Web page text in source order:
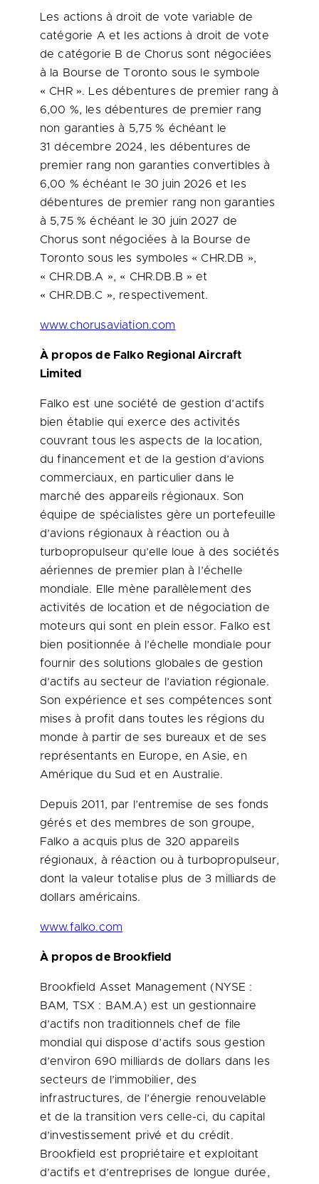
Les actions à droit de vote variable de
catégorie A et les actions à droit de vote
de catégorie B de Chorus sont négociées
à la Bourse de Toronto sous le symbole
« CHR ». Les débentures de premier rang à
6,00 %, les débentures de premier rang
non garanties à 5,75 % échéant le
31 décembre 2024, les débentures de
premier rang non garanties convertibles à
6,00 % échéant le 30 juin 2026 et les
débentures de premier rang non garanties
à 5,75 % échéant le 30 juin 2027 de
Chorus sont négociées à la Bourse de
Toronto sous les symboles « CHR.DB »,
« CHR.DB.A », « CHR.DB.B » et
« CHR.DB.C », respectivement.
www.chorusaviation.com
À propos de Falko Regional Aircraft
Limited
Falko est une société de gestion d’actifs
bien établie qui exerce des activités
couvrant tous les aspects de la location,
du financement et de la gestion d’avions
commerciaux, en particulier dans le
marché des appareils régionaux. Son
équipe de spécialistes gère un portefeuille
d’avions régionaux à réaction ou à
turbopropulseur qu’elle loue à des sociétés
aériennes de premier plan à l’échelle
mondiale. Elle mène parallèlement des
activités de location et de négociation de
moteurs qui sont en plein essor. Falko est
bien positionnée à l’échelle mondiale pour
fournir des solutions globales de gestion
d’actifs au secteur de l’aviation régionale.
Son expérience et ses compétences sont
mises à profit dans toutes les régions du
monde à partir de ses bureaux et de ses
représentants en Europe, en Asie, en
Amérique du Sud et en Australie.
Depuis 2011, par l’entremise de ses fonds
gérés et des membres de son groupe,
Falko a acquis plus de 320 appareils
régionaux, à réaction ou à turbopropulseur,
dont la valeur totalise plus de 3 milliards de
dollars américains.
www.falko.com
À propos de Brookfield
Brookfield Asset Management (NYSE :
BAM, TSX : BAM.A) est un gestionnaire
d’actifs non traditionnels chef de file
mondial qui dispose d’actifs sous gestion
d’environ 690 milliards de dollars dans les
secteurs de l’immobilier, des
infrastructures, de l’énergie renouvelable
et de la transition vers celle-ci, du capital
d’investissement privé et du crédit.
Brookfield est propriétaire et exploitant
d’actifs et d’entreprises de longue durée,